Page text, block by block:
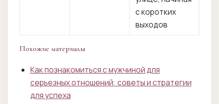
с коротких
выходов
Похожие материалы
Как познакомиться с мужчиной для
серьезных отношений: советы и стратегии
для успеха